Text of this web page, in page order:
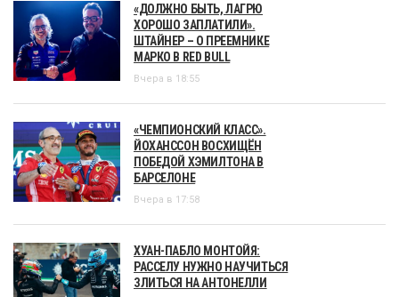
«ДОЛЖНО БЫТЬ, ЛАГРЮ
ХОРОШО ЗАПЛАТИЛИ».
ШТАЙНЕР – О ПРЕЕМНИКЕ
МАРКО В RED BULL
Вчера в 18:55
«ЧЕМПИОНСКИЙ КЛАСС».
ЙОХАНССОН ВОСХИЩЁН
ПОБЕДОЙ ХЭМИЛТОНА В
БАРСЕЛОНЕ
Вчера в 17:58
ХУАН-ПАБЛО МОНТОЙЯ:
РАССЕЛУ НУЖНО НАУЧИТЬСЯ
ЗЛИТЬСЯ НА АНТОНЕЛЛИ